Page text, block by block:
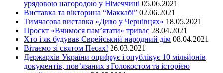
урядовою нагородою у Німеччині 05.06.2021
Виставка та вікторина “Маккабі” 02.06.2021
Тимчасова виставка «Диво у Чернівцях» 18.05.2021
Проєкт «Вчимося пам’ятати» триває 28.04.2021
Хто і як будував Єврейський народний дім 08.04.2021
Вітаємо зі святом Песах! 26.03.2021
Держархів України оцифрує і опублікує 10 мільйонів
документів, пов’язаних з Голокостом та історією